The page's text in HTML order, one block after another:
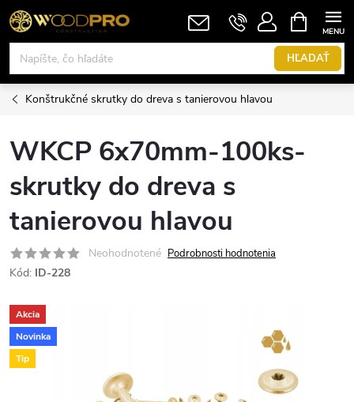
Prejsť
na
obsah
HĽADAŤ
KOŠÍK
Konštrukčné skrutky do dreva s tanierovou hlavou
WKCP 6x70mm-100ks-
skrutky do dreva s
tanierovou hlavou
Neohodnotené Podrobnosti hodnotenia
Kód: ID-228
Akcia
Novinka
Tip